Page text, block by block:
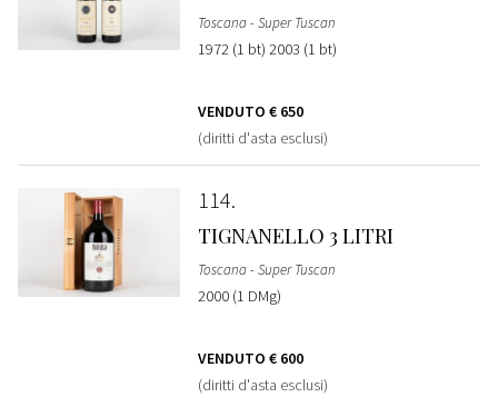
Toscana - Super Tuscan
1972 (1 bt) 2003 (1 bt)
VENDUTO € 650
(diritti d'asta esclusi)
114
TIGNANELLO 3 LITRI
Toscana - Super Tuscan
2000 (1 DMg)
VENDUTO € 600
(diritti d'asta esclusi)